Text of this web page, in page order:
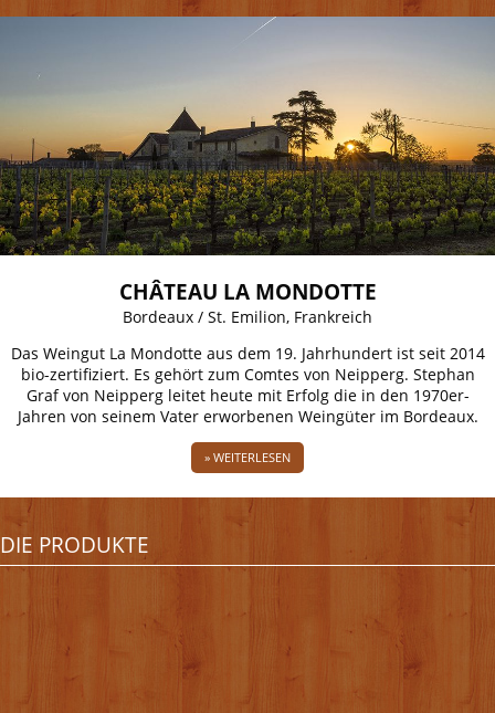
CHÂTEAU LA MONDOTTE
Bordeaux / St. Emilion, Frankreich
Das Weingut La Mondotte aus dem 19. Jahrhundert ist seit 2014
bio-zertifiziert. Es gehört zum Comtes von Neipperg. Stephan
Graf von Neipperg leitet heute mit Erfolg die in den 1970er-
Jahren von seinem Vater erworbenen Weingüter im Bordeaux.
» WEITERLESEN
DIE PRODUKTE